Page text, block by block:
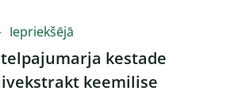
Iepriekšējā
kestade
keemilise